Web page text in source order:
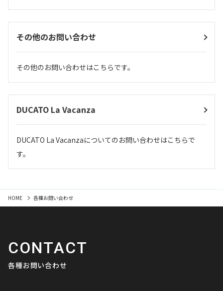
その他のお問い合わせ
その他のお問い合わせはこちらです。
DUCATO La Vacanza
DUCATO La Vacanzaについてのお問い合わせはこちらで
す。
HOME 各種お問い合わせ
CONTACT
各種お問い合わせ